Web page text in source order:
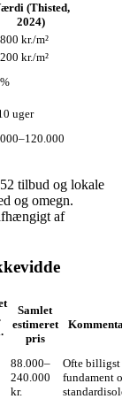
(Thisted,
2024)
kr./m²
kr./m²
uger
tilbud og lokale
og omegn.
af
Samlet
estimeret
pris
88.000–
240.000
kr.
Ofte billigst
fundament